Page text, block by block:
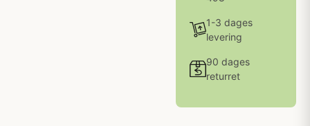
1-3 dages
levering
90 dages
returret